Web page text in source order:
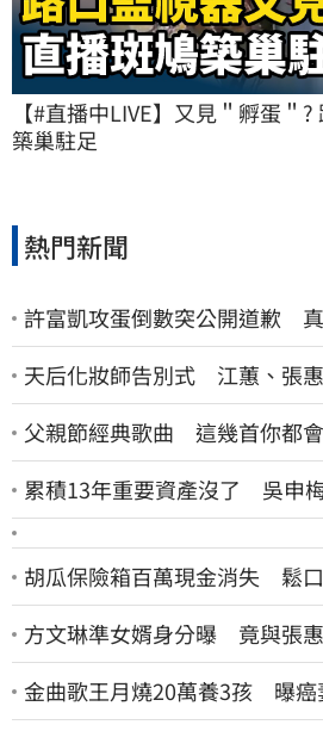
【#直播中LIVE】又見＂孵蛋＂
築巢駐足
熱門新聞
許富凱攻蛋倒數突公開道歉
天后化妝師告別式 江蕙、張
父親節經典歌曲 這幾首你都
累積13年重要資產沒了 吳申
胡瓜保險箱百萬現金消失 鬆
方文琳準女婿身分曝 竟與張
金曲歌王月燒20萬養3孩 曝癌